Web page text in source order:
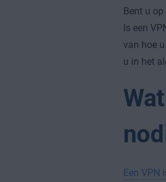
Bent u
Is een
van hoe
u in het
Een VPN